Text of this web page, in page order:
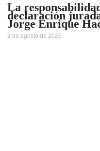
La
declaración
Jorge Enrique
2 de agosto de 2026